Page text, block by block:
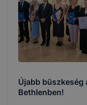
Újabb büszkeség
Bethlenben!